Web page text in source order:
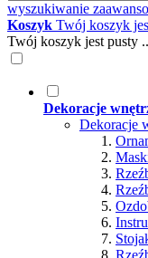
wyszukiwanie
Koszyk Twój koszyk
Twój koszyk jest pusty
Dekoracje
Dekoracje